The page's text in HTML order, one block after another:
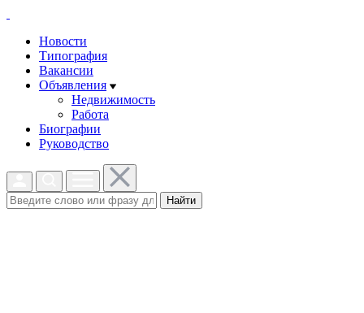
Новости
Типография
Вакансии
Объявления
Недвижимость
Работа
Биографии
Руководство
Найти